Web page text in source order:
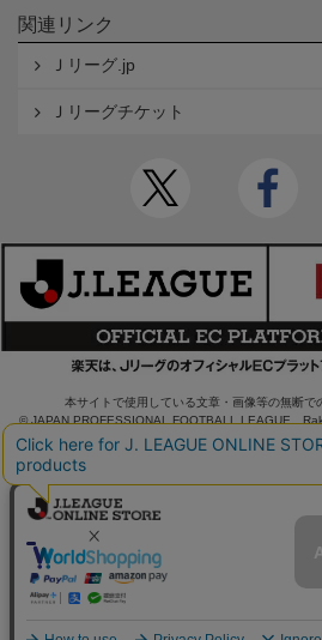
関連リンク
Ｊリーグ.jp
Ｊリーグチケット
本サイトで使用している文章・画像等の無断で
© JAPAN PROFESSIONAL FOOTBALL LEAGUE
SERVED.